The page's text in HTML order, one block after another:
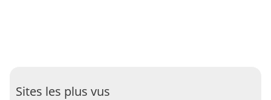
Sites les plus vus